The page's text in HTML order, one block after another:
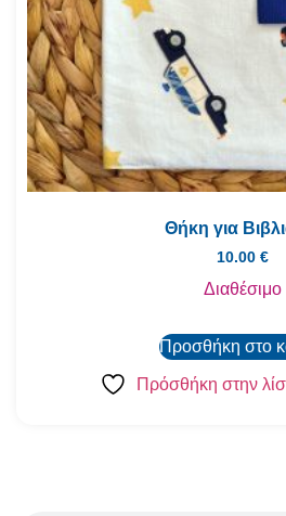
Θήκη για
10.00 €
Διαθέσιμο
Προσθήκη στο
Πρόσθήκη στην